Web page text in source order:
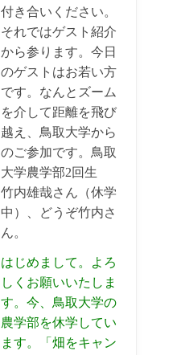
付き合いください。
それではゲスト紹介
から参ります。今日
のゲストはお若い方
です。なんとズーム
を介して距離を飛び
越え、鳥取大学から
のご参加です。鳥取
大学農学部2回生
竹内雄哉さん（休学
中）、どうぞ竹内さ
ん。
はじめまして。よろ
しくお願いいたしま
す。今、鳥取大学の
農学部を休学してい
ます。「畑をキャン